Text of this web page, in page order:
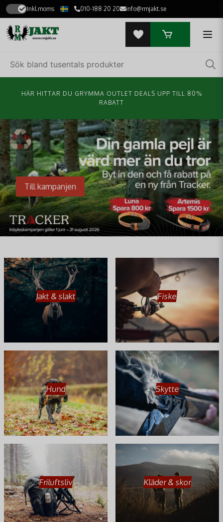
Inkl.moms 010-188 20 20 info@rmjakt.se
HÄR HITTAR DU GRYMMA OUTLET DEALS UPP TILL 80%
RABATT
Till kampanjen
Jakt & slakt Fiske
Hund Skytte
Friluftsliv Kläder & skor